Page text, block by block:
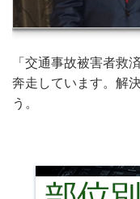
「交通事故被害者
奔走しています。解
う。